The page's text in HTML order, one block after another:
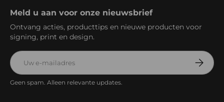
Meld u aan voor onze nieuwsbrief
Ontvang acties, producttips en nieuwe producten voor
signing, print en design.
E-mailadres
Geen spam. Alleen relevante updates.